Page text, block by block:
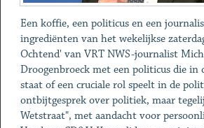
Een koffie, een politicus en een
ingrediënten van het wekelijkse
Ochtend' van VRT NWS-journalist
Droogenbroeck met een politicus die in
staat of een cruciale rol speelt in de
ontbijtgesprek over politiek, maar
Wetstraat", met aandacht voor